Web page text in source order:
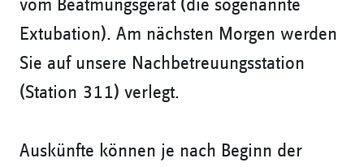
vom Beatmungsgerät (die sogenannte
Extubation). Am nächsten Morgen werden
Sie auf unsere Nachbetreuungsstation
(Station 311) verlegt.
Auskünfte können je nach Beginn der